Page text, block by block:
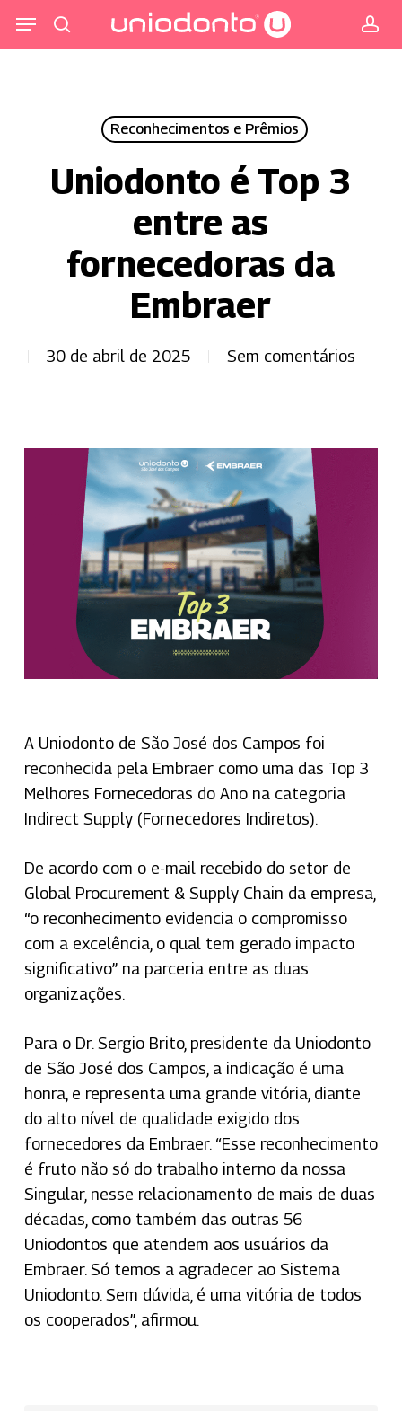
para
Menu
Reconhecimentos e Prêmios
Uniodonto é Top 3
entre as
fornecedoras da
Embraer
30 de abril de 2025 Sem comentários
A Uniodonto de São José dos Campos foi
reconhecida pela Embraer como uma das Top 3
Melhores Fornecedoras do Ano na categoria
Indirect Supply (Fornecedores Indiretos).
De acordo com o e-mail recebido do setor de
Global Procurement & Supply Chain da empresa,
“o reconhecimento evidencia o compromisso
com a excelência, o qual tem gerado impacto
significativo” na parceria entre as duas
organizações.
Para o Dr. Sergio Brito, presidente da Uniodonto
de São José dos Campos, a indicação é uma
honra, e representa uma grande vitória, diante
do alto nível de qualidade exigido dos
fornecedores da Embraer. “Esse reconhecimento
é fruto não só do trabalho interno da nossa
Singular, nesse relacionamento de mais de duas
décadas, como também das outras 56
Uniodontos que atendem aos usuários da
Embraer. Só temos a agradecer ao Sistema
Uniodonto. Sem dúvida, é uma vitória de todos
os cooperados”, afirmou.